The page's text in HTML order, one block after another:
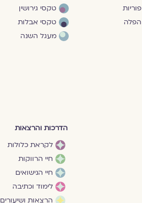
פוריות
הפלה
טקסי גירושין
טקסי אבלות
מעגל השנה
הדרכות והרצאות
לקראת כלולות
חיי הרווקות
חיי הנישואים
לימוד וכתיבה
הרצאות ושיעורים